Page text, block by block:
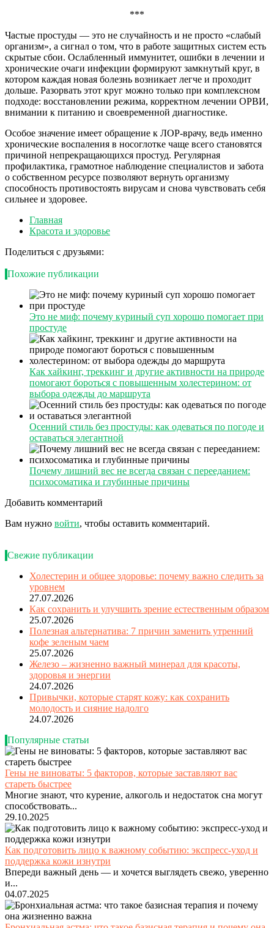
***
Частые простуды — это не случайность и не просто «слабый
организм», а сигнал о том, что в работе защитных систем есть
скрытые сбои. Ослабленный иммунитет, ошибки в лечении и
хронические очаги инфекции формируют замкнутый круг, в
котором каждая новая болезнь возникает легче и проходит
дольше. Разорвать этот круг можно только при комплексном
подходе: восстановлении режима, корректном лечении ОРВИ,
внимании к питанию и своевременной диагностике.
Особое значение имеет обращение к ЛОР-врачу, ведь именно
хронические воспаления в носоглотке чаще всего становятся
причиной непрекращающихся простуд. Регулярная
профилактика, грамотное наблюдение специалистов и забота
о собственном ресурсе позволяют вернуть организму
способность противостоять вирусам и снова чувствовать себя
сильнее и здоровее.
Главная
Красота и здоровье
Поделиться с друзьями:
Похожие публикации
Это не миф: почему куриный суп хорошо помогает при
простуде
Как хайкинг, треккинг и другие активности на природе
помогают бороться с повышенным холестерином: от
выбора одежды до маршрута
Осенний стиль без простуды: как одеваться по погоде и
оставаться элегантной
Почему лишний вес не всегда связан с перееданием:
психосоматика и глубинные причины
Добавить комментарий
Вам нужно войти, чтобы оставить комментарий.
Свежие публикации
Холестерин и общее здоровье: почему важно следить за
уровнем
27.07.2026
Как сохранить и улучшить зрение естественным образом
25.07.2026
Полезная альтернатива: 7 причин заменить утренний
кофе зеленым чаем
25.07.2026
Железо – жизненно важный минерал для красоты,
здоровья и энергии
24.07.2026
Привычки, которые старят кожу: как сохранить
молодость и сияние надолго
24.07.2026
Популярные статьи
Гены не виноваты: 5 факторов, которые заставляют вас
стареть быстрее
Многие знают, что курение, алкоголь и недостаток сна могут
способствовать...
29.10.2025
Как подготовить лицо к важному событию: экспресс-уход и
поддержка кожи изнутри
Впереди важный день — и хочется выглядеть свежо, уверенно
и...
04.07.2025